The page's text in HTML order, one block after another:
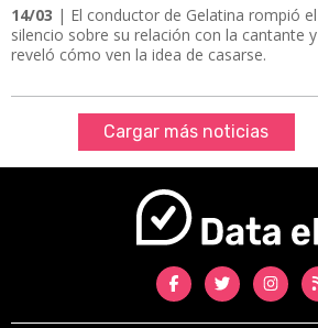
14/03 | El conductor de Gelatina rompió el
silencio sobre su relación con la cantante y
reveló cómo ven la idea de casarse.
Cargar más noticias